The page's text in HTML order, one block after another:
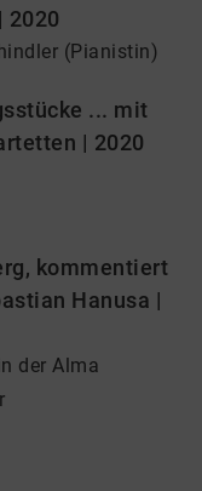
2020
(Pianistin)
... mit
| 2020
kommentiert
Hanusa |
der Alma